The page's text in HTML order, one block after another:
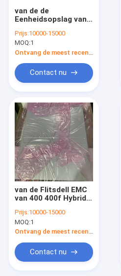
van de de
Eenheidsopslag van
het Systeem alle-
Flits
Prijs:10000-15000
MOQ:1
Contact nu
van de Flitsdell EMC
van 400 400f Hybride
Eenheidsopslaggroep
Prijs:10000-15000
MOQ:1
Contact nu